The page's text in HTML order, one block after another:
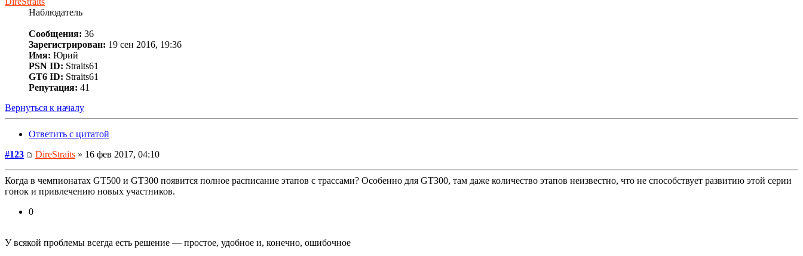
Наблюдатель
Сообщения: 36
Зарегистрирован: 19 сен 2016, 19:36
Имя: Юрий
PSN ID: Straits61
GT6 ID: Straits61
Репутация: 41
Вернуться к началу
Ответить с цитатой
#123
DireStraits » 16 фев 2017, 04:10
Когда в чемпионатах GT500 и GT300 появится полное расписание этапов с трассами? Особенно для GT300, там даже количество этапов неизвестно, что не способствует развитию этой серии
гонок и привлечению новых участников.
0
У всякой проблемы всегда есть решение — про­стое, удобное и, конечно, ошибочное